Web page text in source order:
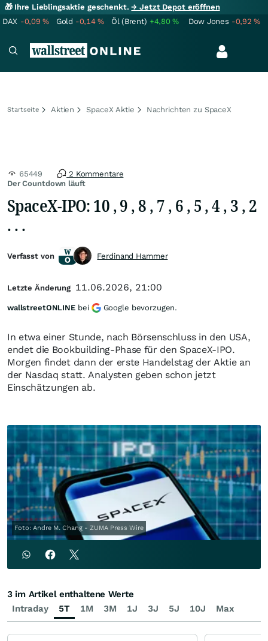
🎁 Ihre Lieblingsaktie geschenkt.→ Jetzt Depot eröffnen
DAX -0,09% Gold -0,14% Öl (Brent) +4,80% Dow Jones -0,92%
Startseite Aktien SpaceX Aktie Nachrichten zu SpaceX
Der Countdown läuft
65449 2 Kommentare
SpaceX-IPO: 10 , 9 , 8 , 7 , 6 , 5 , 4 , 3 , 2
. . .
In etwa einer Stunde, nach Börsenschluss in den USA,
endet die Bookbuilding-Phase für den SpaceX-IPO.
Morgen findet dann der erste Handelstag der Aktie an
der Nasdaq statt. Analysten geben schon jetzt
Einschätzungen ab.
Foto: Andre M. Chang - ZUMA Press Wire
Verfasst von Ferdinand Hammer
Letzte Änderung 11.06.2026, 21:00
wallstreetONLINE bei Google bevorzugen.
Intraday 5T 1M 3M 1J 3J 5J 10J Max
3 im Artikel enthaltene Werte